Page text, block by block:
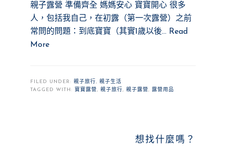
親子露營 準備齊全 媽媽安心 寶寶開心 很多
人，包括我自己，在初露（第一次露營）之前
常問的問題：到底寶寶（其實1歲以後… Read
More
FILED UNDER: 親子旅行, 親子生活
TAGGED WITH: 寶寶露營, 親子旅行, 親子露營, 露營用品
想找什麼嗎？